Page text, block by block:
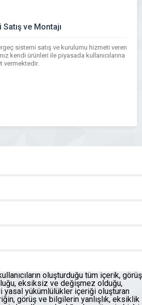
ve Montajı
sistemi satış ve kurulumu hizmeti veren
kendi ürünleri ile piyasada kullanıcılarına
vermektedir.
oluşturduğu tüm içerik, görüş
eksiksiz ve değişmez olduğu,
yasal yükümlülükler içeriği oluşturan
görüş ve bilgilerin yanlışlık, eksiklik